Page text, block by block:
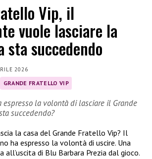
Vip, il
vuole lasciare la
sta succedendo
2026
GRANDE FRATELLO VIP
espresso la volontà di lasciare il Grande
succedendo?
la casa del Grande Fratello Vip? Il
ha espresso la volontà di uscire. Una
all’uscita di Blu Barbara Prezia dal gioco.